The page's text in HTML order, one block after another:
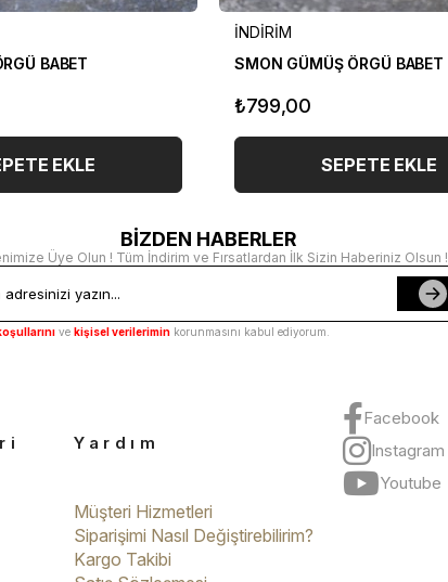
BABET
EKLE
İNDİRİM
SMON GÜMÜŞ ÖRGÜ BABET
₺799,00
SEPETE EKLE
BİZDEN HABERLER
Üye Olun ! Tüm İndirim ve Fırsatlardan İlk Sizin Haberiniz Olsun !
ve kişisel verilerimin korunmasını kabul ediyorum.
Yardım
Müşteri Hizmetleri
Siparişimi Nasıl Değiştirebilirim?
Kargo Takibi
Facebook
Instagram
Youtube